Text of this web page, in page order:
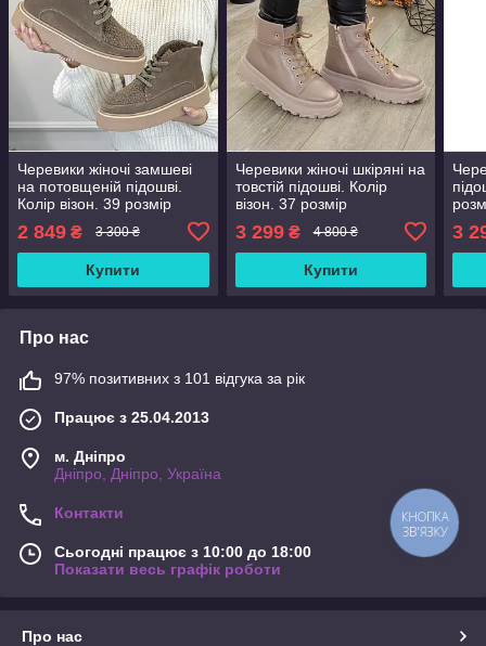
Черевики жіночі замшеві
на потовщеній підошві.
Колір візон. 39 розмір
2 849 ₴ 3 300 ₴
Купити
Черевики жіночі шкіряні на
товстій підошві. Колір
візон. 37 розмір
3 299₴ 4 800 ₴
Купити
3
Про нас
97% позитивних з 101 відгука за рік
Працює з 25.04.2013
м. Дніпро
Дніпро, Дніпро, Україна
Контакти
Сьогодні працює з 10:00 до 18:00
Показати весь графік роботи
Про нас
КНОПКА
ЗВ'ЯЗКУ